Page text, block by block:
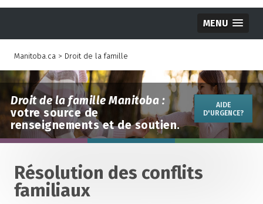
MENU
Manitoba.ca > Droit de la famille
Droit de la famille Manitoba :
votre source de
renseignements et de soutien.
AIDE
D'URGENCE?
Résolution des conflits
familiaux